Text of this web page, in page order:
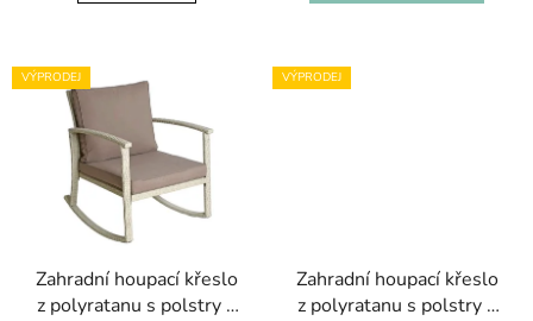
VÝPRODEJ
Zahradní houpací křeslo
z polyratanu s polstry –
VÝPRODEJ
Zahradní houpací křeslo
z polyratanu s polstry –